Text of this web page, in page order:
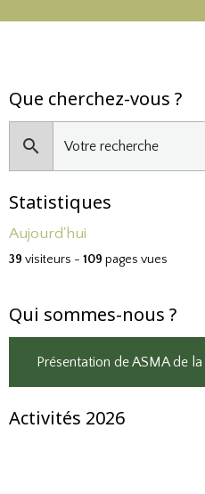
Que cherchez-vous ?
Statistiques
Aujourd'hui
39 visiteurs - 109 pages vues
Qui sommes-nous ?
Présentation de ASMA de
Activités 2026